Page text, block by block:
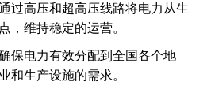
过高压和超高压线路将电力从生
，维持稳定的运营。
保电力有效分配到全国各个地
和生产设施的需求。